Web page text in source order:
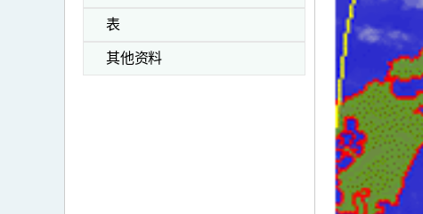
表
其他资料